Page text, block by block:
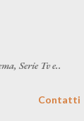
Serie Tv e..
Contatti